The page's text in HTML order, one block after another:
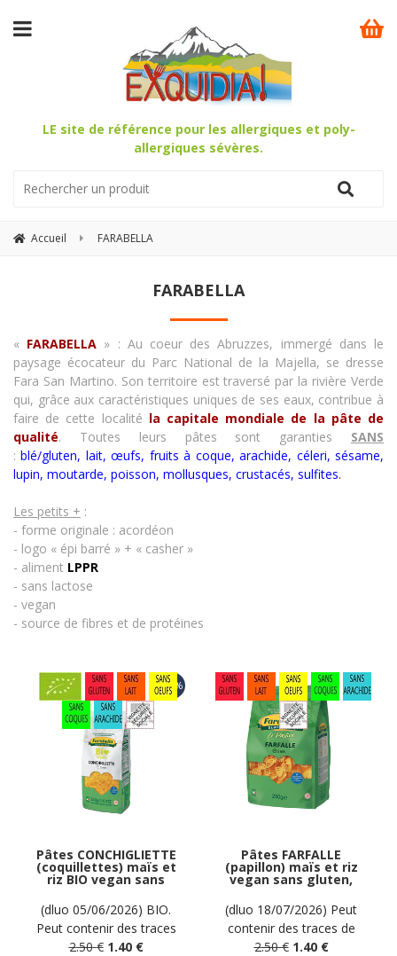
LE site de référence pour les allergiques et poly-
allergiques sévères.
Accueil FARABELLA
FARABELLA
« FARABELLA » : Au coeur des Abruzzes, immergé dans le
paysage écocateur du Parc National de la Majella, se dresse
Fara San Martino. Son territoire est traversé par la rivière Verde
qui, grâce aux caractéristiques uniques de ses eaux, contribue à
faire de cette localité la capitale mondiale de la pâte de
qualité. Toutes leurs pâtes sont garanties SANS
: blé/gluten, lait,œufs, fruits à coque, arachide, céleri, sésame,
lupin, moutarde, poisson, mollusques, crustacés, sulfites.
Les petits + :
- forme originale : acordéon
- logo « épi barré » + « casher »
- aliment LPPR
- sans lactose
- vegan
- source de fibres et de protéines
Pâtes CONCHIGLIETTE
(coquillettes) maïs et
riz BIO vegan sans
gluten, sans lait,
sans oeufs, sans
coque, sans arachide
Farabella : 340g
(dluo 05/06/2026) BIO.
Peut contenir des traces
de soja. Pas d'autres
2.50 € 1.40 €
Pâtes FARFALLE
(papillon) maïs et riz
vegan sans gluten,
sans lait, sans oeufs,
sans coque, sans
arachide Farabella :
250g
(dluo 18/07/2026) Peut
contenir des traces de
soja. Pas d'autres traces
2.50 € 1.40 €